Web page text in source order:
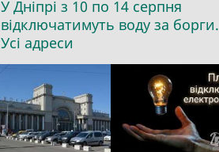
У Дніпрі з 10 по 14 серпня
відключатимуть воду за борги.
Усі адреси